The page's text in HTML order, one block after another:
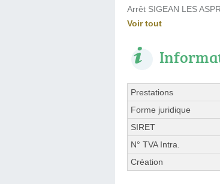
Arrêt SIGEAN LES
Voir tout
Prestations
Forme juridique
SIRET
N° TVA Intra.
Création